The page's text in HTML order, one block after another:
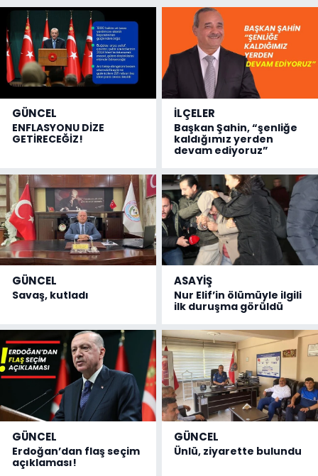
GÜNCEL
ENFLASYONU DİZE
GETİRECEĞİZ!
İLÇELER
Başkan Şahin, “şenliğe
kaldığımız yerden
devam ediyoruz”
GÜNCEL
Savaş, kutladı
ASAYİŞ
Nur Elif’in ölümüyle ilgili
ilk duruşma görüldü
GÜNCEL
Erdoğan’dan flaş seçim
açıklaması!
GÜNCEL
Ünlü, ziyarette bulundu